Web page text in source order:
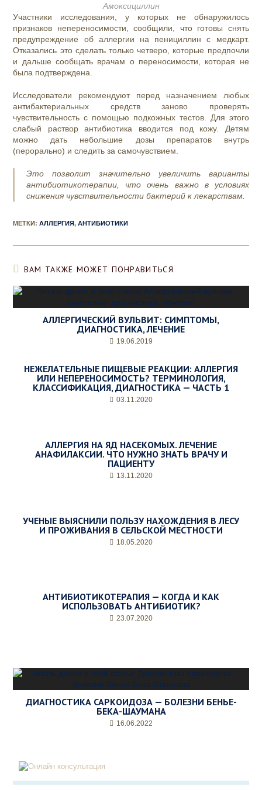
Амоксициллин
Участники исследования, у которых не обнаружилось
признаков непереносимости, сообщили, что готовы снять
предупреждение об аллергии на пенициллин с медкарт.
Отказались это сделать только четверо, которые предпочли
и дальше сообщать врачам о переносимости, которая не
была подтверждена.
Исследователи рекомендуют перед назначением любых
антибактериальных средств заново проверять
чувствительность с помощью подкожных тестов. Для этого
слабый раствор антибиотика вводится под кожу. Детям
можно дать небольшие дозы препаратов внутрь
(перорально) и следить за самочувствием.
Это позволит значительно увеличить варианты
антибиотикотерапии, что очень важно в условиях
снижения чувствительности бактерий к лекарствам.
МЕТКИ:АЛЛЕРГИЯ, АНТИБИОТИКИ
ВАМ ТАКЖЕ МОЖЕТ ПОНРАВИТЬСЯ
АЛЛЕРГИЧЕСКИЙ ВУЛЬВИТ: СИМПТОМЫ,
ДИАГНОСТИКА, ЛЕЧЕНИЕ
19.06.2019
НЕЖЕЛАТЕЛЬНЫЕ ПИЩЕВЫЕ РЕАКЦИИ: АЛЛЕРГИЯ
ИЛИ НЕПЕРЕНОСИМОСТЬ? ТЕРМИНОЛОГИЯ,
КЛАССИФИКАЦИЯ, ДИАГНОСТИКА — ЧАСТЬ 1
03.11.2020
АЛЛЕРГИЯ НА ЯД НАСЕКОМЫХ. ЛЕЧЕНИЕ
АНАФИЛАКСИИ. ЧТО НУЖНО ЗНАТЬ ВРАЧУ И
ПАЦИЕНТУ
13.11.2020
УЧЕНЫЕ ВЫЯСНИЛИ ПОЛЬЗУ НАХОЖДЕНИЯ В ЛЕСУ
И ПРОЖИВАНИЯ В СЕЛЬСКОЙ МЕСТНОСТИ
18.05.2020
АНТИБИОТИКОТЕРАПИЯ — КОГДА И КАК
ИСПОЛЬЗОВАТЬ АНТИБИОТИК?
23.07.2020
ДИАГНОСТИКА САРКОИДОЗА — БОЛЕЗНИ БЕНЬЕ-
БЕКА-ШАУМАНА
16.06.2022